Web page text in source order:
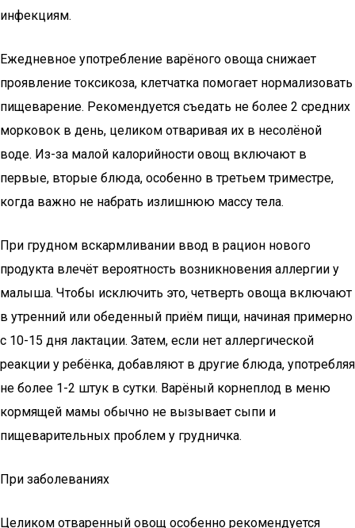
инфекциям.
Ежедневное употребление варёного овоща снижает
проявление токсикоза, клетчатка помогает нормализовать
пищеварение. Рекомендуется съедать не более 2 средних
морковок в день, целиком отваривая их в несолёной
воде. Из-за малой калорийности овощ включают в
первые, вторые блюда, особенно в третьем триместре,
когда важно не набрать излишнюю массу тела.
При грудном вскармливании ввод в рацион нового
продукта влечёт вероятность возникновения аллергии у
малыша. Чтобы исключить это, четверть овоща включают
в утренний или обеденный приём пищи, начиная примерно
с 10-15 дня лактации. Затем, если нет аллергической
реакции у ребёнка, добавляют в другие блюда, употребляя
не более 1-2 штук в сутки. Варёный корнеплод в меню
кормящей мамы обычно не вызывает сыпи и
пищеварительных проблем у грудничка.
При заболеваниях
Целиком отваренный овощ особенно рекомендуется